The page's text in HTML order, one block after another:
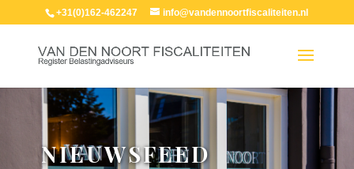
+31(0)162-462247 info@vandennoortfiscaliteiten.nl
NIEUWSFEED